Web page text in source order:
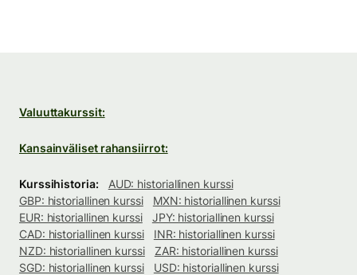
Valuuttakurssit:
Kansainväliset rahansiirrot:
Kurssihistoria:
AUD: historiallinen kurssi
GBP: historiallinen kurssi
MXN: historiallinen kurssi
EUR: historiallinen kurssi
JPY: historiallinen kurssi
CAD: historiallinen kurssi
INR: historiallinen kurssi
NZD: historiallinen kurssi
ZAR: historiallinen kurssi
SGD: historiallinen kurssi
USD: historiallinen kurssi